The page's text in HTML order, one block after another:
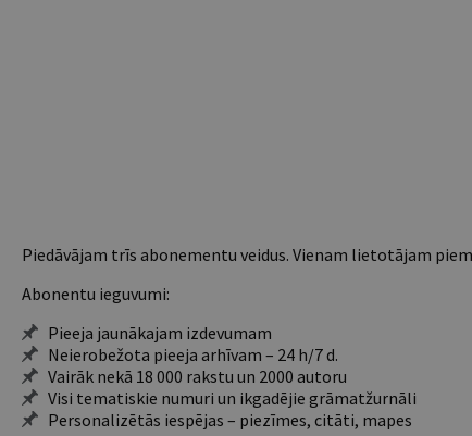
Piedāvājam trīs abonementu veidus. Vienam lietotājam
Abonentu ieguvumi:
Pieeja jaunākajam izdevumam
Neierobežota pieeja arhīvam – 24 h/7 d.
Vairāk nekā 18 000 rakstu un 2000 autoru
Visi tematiskie numuri un ikgadējie grāmatžurnāli
Personalizētās iespējas – piezīmes, citāti, mapes